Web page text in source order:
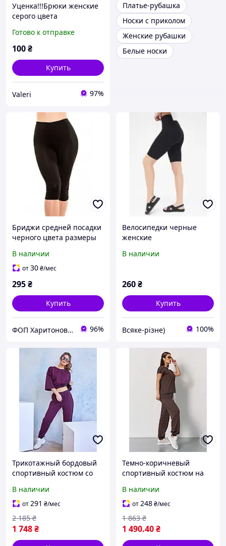
Уценка!!!Брюки женские
серого цвета
Готово к отправке
100₴
Купить
Valeri 97%
Платье-рубашка
Носки с приколом
Женские рубашки
Белые носки
Бриджи средней посадки
черного цвета размеры
В наличии
от30₴/мес
295₴
Купить
ФОП Харитонова Т.О. 96%
Велосипедки черные
женские
В наличии
260₴
Купить
Всяке-різне) 100%
Трикотажный бордовый
спортивный костюм со
декорированным
объемными швами.
В наличии
от291 ₴/мес
1 748₴
2 185 ₴
Темно-коричневый
спортивный костюм на
манжетами и карманами
В наличии
от248₴/мес
1 490.40₴
1 863 ₴